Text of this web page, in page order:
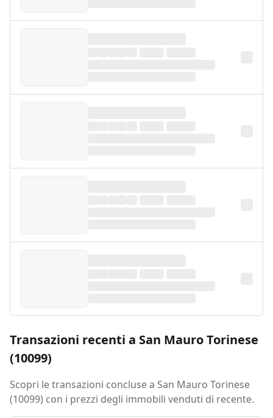
Transazioni recenti a San Mauro Torinese
(10099)
Scopri le transazioni concluse a San Mauro Torinese
(10099) con i prezzi degli immobili venduti di recente.